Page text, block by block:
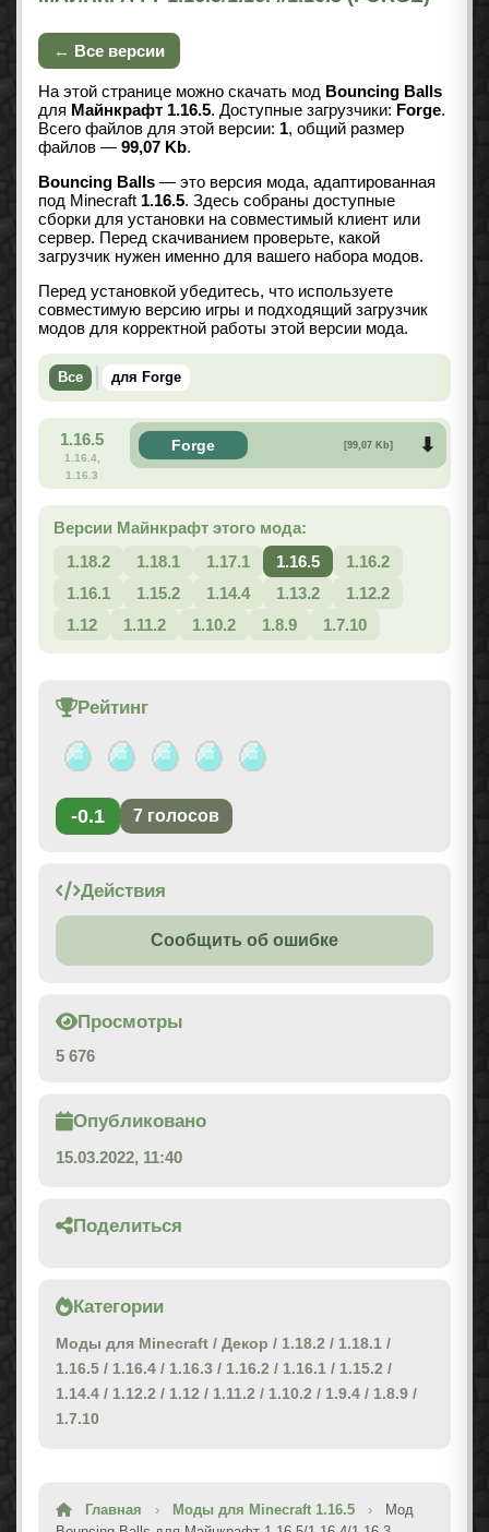
← Все версии
На этой странице можно скачать мод Bouncing Balls
для Майнкрафт 1.16.5. Доступные загрузчики: Forge.
Всего файлов для этой версии: 1, общий размер
файлов — 99,07 Kb.
Bouncing Balls — это версия мода, адаптированная
под Minecraft 1.16.5. Здесь собраны доступные
сборки для установки на совместимый клиент или
сервер. Перед скачиванием проверьте, какой
загрузчик нужен именно для вашего набора модов.
Перед установкой убедитесь, что используете
совместимую версию игры и подходящий загрузчик
модов для корректной работы этой версии мода.
Все для Forge
1.16.5
1.16.4,
1.16.3
Forge [99,07 Kb]
Версии Майнкрафт этого мода:
1.18.2
1.18.1 1.17.1 1.16.5
1.16.2
1.16.1
1.15.2 1.14.4 1.13.2
1.12.2
1.12
1.11.2 1.10.2 1.8.9 1.7.10
Рейтинг
-0.1 7 голосов
Действия
Сообщить об ошибке
Просмотры
5 676
Опубликовано
15.03.2022, 11:40
Поделиться
Категории
Моды для Minecraft / Декор / 1.18.2 / 1.18.1 /
1.16.5 / 1.16.4 / 1.16.3 / 1.16.2 / 1.16.1 / 1.15.2 /
1.14.4 / 1.12.2 / 1.12 / 1.11.2 / 1.10.2 / 1.9.4 / 1.8.9 /
1.7.10
Главная › Моды для Minecraft 1.16.5 ›
Мод